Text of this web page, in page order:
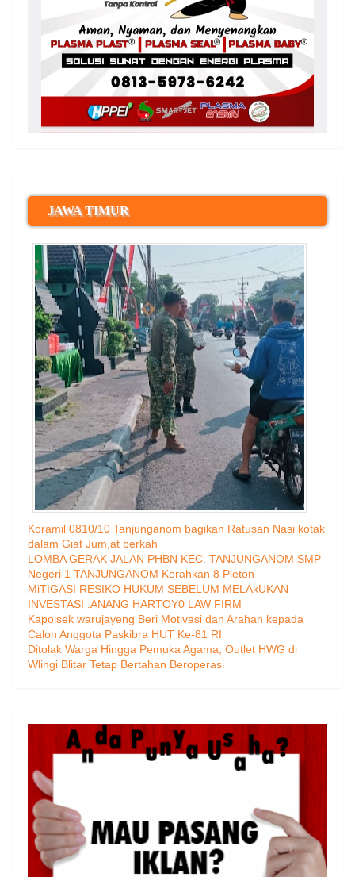
JAWA TIMUR
Koramil 0810/10 Tanjunganom bagikan Ratusan Nasi kotak
dalam Giat Jum,at berkah
LOMBA GERAK JALAN PHBN KEC. TANJUNGANOM SMP
Negeri 1 TANJUNGANOM Kerahkan 8 Pleton
MiTIGASI RESIKO HUKUM SEBELUM MELAkUKAN
INVESTASI .ANANG HARTOY0 LAW FIRM
Kapolsek warujayeng Beri Motivasi dan Arahan kepada
Calon Anggota Paskibra HUT Ke-81 RI
Ditolak Warga Hingga Pemuka Agama, Outlet HWG di
Wlingi Blitar Tetap Bertahan Beroperasi